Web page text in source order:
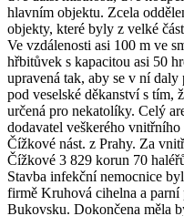
hlavním objektu. Zcela
objekty, které byly z velké
Ve vzdálenosti asi 100 m ve
hřbitůvek s kapacitou asi 50
upravená tak, aby se v ní
pod veselské děkanství s tím,
určená pro nekatolíky. Celý
dodavatel veškerého
Čížkové nást. z Prahy. Za
Čížkové 3 829 korun 70
Stavba infekční nemocnice
firmě Kruhová cihelna a
Bukovsku. Dokončena měla